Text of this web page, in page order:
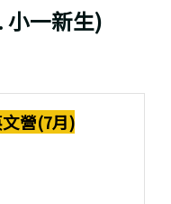
小一新生)
營(7月)